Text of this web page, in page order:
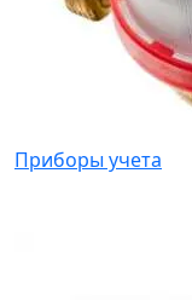
Приборы учета